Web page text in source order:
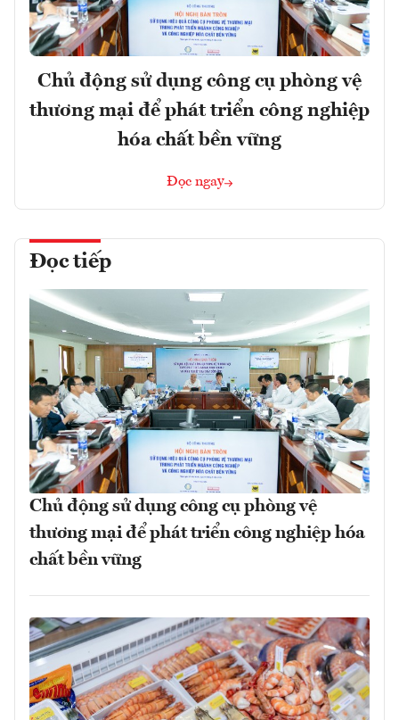
Chủ động sử dụng công cụ phòng vệ
thương mại để phát triển công nghiệp
hóa chất bền vững
Đọc ngay
Đọc tiếp
Chủ động sử dụng công cụ phòng vệ
thương mại để phát triển công nghiệp hóa
chất bền vững